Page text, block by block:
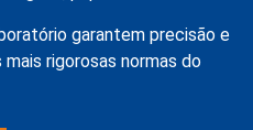
garantem precisão e
rigorosas normas do